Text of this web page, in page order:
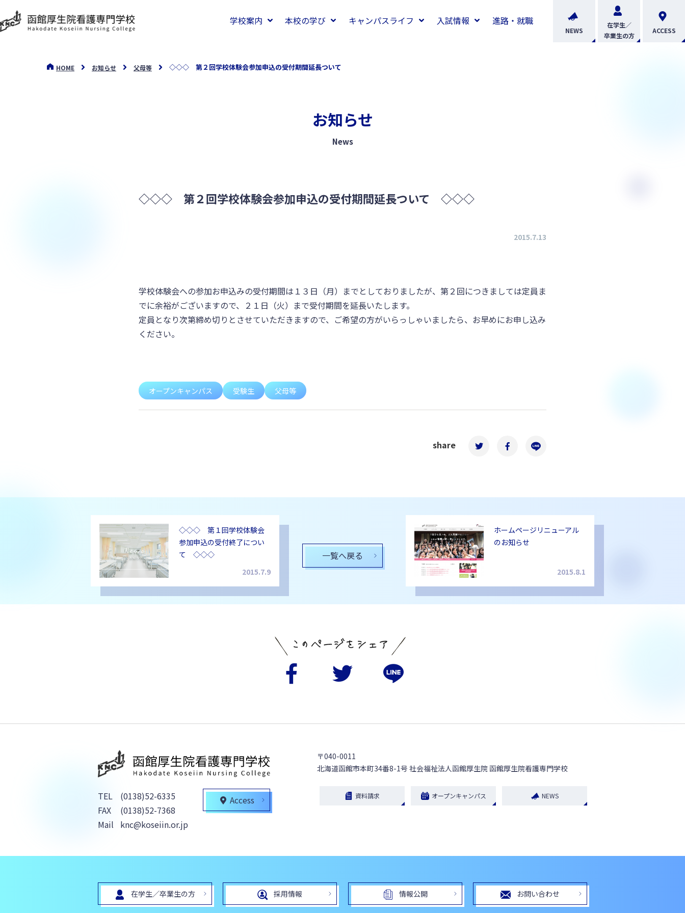
学校案内 本校の学び キャンパスライフ 入試情報 進路・就職
NEWS
在学生／
卒業生の方
ACCESS
HOME お知らせ 父母等 ◇◇◇ 第２回学校体験会参加申込の受付期間延長ついて ◇◇◇
お知らせ
News
◇◇◇ 第２回学校体験会参加申込の受付期間延長ついて ◇◇◇
2015.7.13
学校体験会への参加お申込みの受付期間は１３日（月）までとしておりましたが、第２回につきましては定員ま
でに余裕がございますので、２１日（火）まで受付期間を延長いたします。
定員となり次第締め切りとさせていただきますので、ご希望の方がいらっしゃいましたら、お早めにお申し込み
ください。
オープンキャンパス 受験生 父母等
share
◇◇◇ 第１回学校体験会
参加申込の受付終了につい
て ◇◇◇
2015.7.9
一覧へ戻る
ホームページリニューアル
のお知らせ
2015.8.1
TEL
(0138)52-6335
FAX
(0138)52-7368
Mail
knc@koseiin.or.jp
Access
〒040-0011
北海道函館市本町34番8-1号 社会福祉法人函館厚生院 函館厚生院看護専門学校
資料請求 オープンキャンパス NEWS
在学生／卒業生の方 採用情報 情報公開 お問い合わせ